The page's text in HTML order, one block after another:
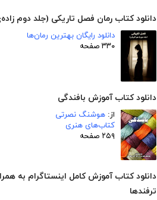
دانلود کتاب رمان فصل تاریکی (جلد دوم
دانلود رایگان بهترین رمان‌ها
۳۳۰ صفحه
دانلود کتاب آموزش بافندگی
از: هوشنگ نصرتی
کتاب‌های هنری
۲۵۹ صفحه
دانلود کتاب آموزش کامل اینستاگرام به
ترفندها